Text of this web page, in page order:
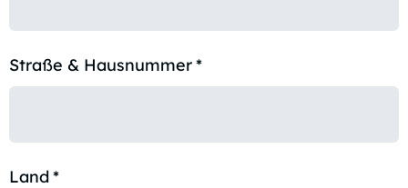
Straße & Hausnummer*
Land*